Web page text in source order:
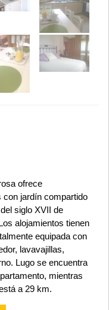
ofrece
con jardín compartido
siglo XVII de
alojamientos tienen
equipada con
lavavajillas,
Lugo se encuentra
mientras
a 29 km.